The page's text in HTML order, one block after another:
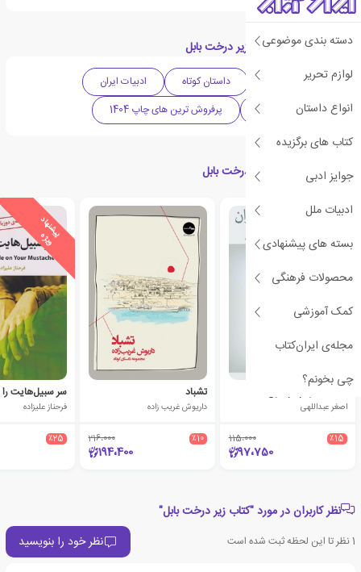
دسته بندی موضوعی
لوازم تحریر
انواع داستان
کتاب های برگزیده
جوایز ادبی
ادبیات ملل
بسته های پیشنهادی
محصولات فرهنگی
کمک آموزشی
مجله‌ی ایران‌کتاب
چی بخونم؟
دسته بندی های کتاب زیر درخت بابل
ادبیات داستانی داستان کوتاه
ادبیات ایران
دهه 2020 میلادی
پرفروش ترین های چاپ 1404
کتاب های مرتبط با زیر درخت بابل
هاملت در نم نم باران
اصغر عبداللهی
٪15 115،000
97،750
تشباد
داریوش غریب زاده
٪10 216،000
194،400
پ
ی
ش
ن
ه
ا
د
و
ی
ژ
ه
سر سبیل‌هایت
فرحناز علیزاده
٪25
نظر کاربران در مورد "کتاب زیر درخت بابل"
1نظر تا این لحظه ثبت شده است نظر خود را بنویسید